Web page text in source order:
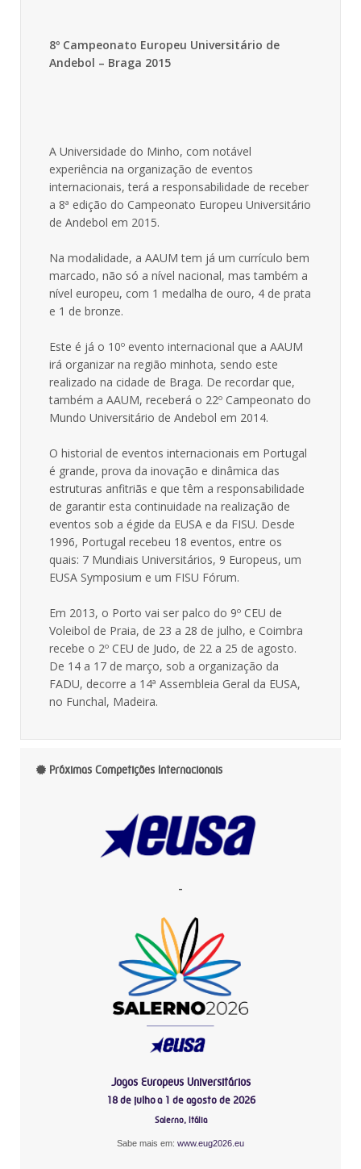
8º Campeonato Europeu Universitário de
Andebol – Braga 2015
A Universidade do Minho, com notável
experiência na organização de eventos
internacionais, terá a responsabilidade de receber
a 8ª edição do Campeonato Europeu Universitário
de Andebol em 2015.
Na modalidade, a AAUM tem já um currículo bem
marcado, não só a nível nacional, mas também a
nível europeu, com 1 medalha de ouro, 4 de prata
e 1 de bronze.
Este é já o 10º evento internacional que a AAUM
irá organizar na região minhota, sendo este
realizado na cidade de Braga. De recordar que,
também a AAUM, receberá o 22º Campeonato do
Mundo Universitário de Andebol em 2014.
O historial de eventos internacionais em Portugal
é grande, prova da inovação e dinâmica das
estruturas anfitriãs e que têm a responsabilidade
de garantir esta continuidade na realização de
eventos sob a égide da EUSA e da FISU. Desde
1996, Portugal recebeu 18 eventos, entre os
quais: 7 Mundiais Universitários, 9 Europeus, um
EUSA Symposium e um FISU Fórum.
Em 2013, o Porto vai ser palco do 9º CEU de
Voleibol de Praia, de 23 a 28 de julho, e Coimbra
recebe o 2º CEU de Judo, de 22 a 25 de agosto.
De 14 a 17 de março, sob a organização da
FADU, decorre a 14ª Assembleia Geral da EUSA,
no Funchal, Madeira.
Próximas Competições Internacionais
-
Jogos Europeus Universitários
18 de julho a 1 de agosto de 2026
Salerno, Itália
Sabe mais em: www.eug2026.eu